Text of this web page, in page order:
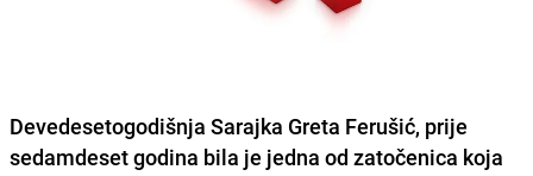
Devedesetogodišnja Sarajka Greta Ferušić, prije
sedamdeset godina bila je jedna od zatočenica koja